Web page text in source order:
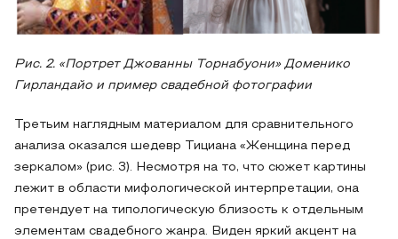
Рис. 2. «Портрет Джованны Торнабуони» Доменико
Гирландайо и пример свадебной фотографии
Третьим наглядным материалом для сравнительного
анализа оказался шедевр Тициана «Женщина перед
зеркалом» (рис. 3). Несмотря на то, что сюжет картины
лежит в области мифологической интерпретации, она
претендует на типологическую близость к отдельным
элементам свадебного жанра. Виден яркий акцент на